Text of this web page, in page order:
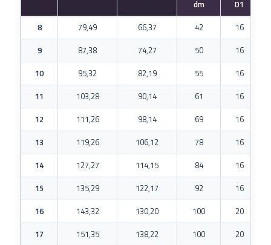
dm
D1
8
79,49 66,37 42
16
9
87,38 74,27 50
16
10
95,32 82,19 55
16
11
103,28 90,14 61
16
12
111,26 98,14 69
16
13
119,26 106,12 78
16
14
127,27 114,15 84
16
15
135,29 122,17 92
16
16
143,32 130,20 100
20
17
151,35 138,22 100
20